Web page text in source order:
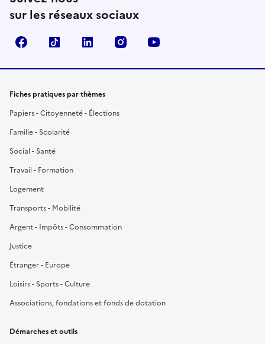
sur les réseaux sociaux
FacebookTikTok LinkedIn Instagram
Fiches pratiques par thèmes
Papiers - Citoyenneté - Élections
Famille - Scolarité
Social - Santé
Travail - Formation
Logement
Transports - Mobilité
Argent - Impôts - Consommation
Justice
Étranger - Europe
Loisirs - Sports - Culture
Associations, fondations et fonds de dotation
Démarches et outils